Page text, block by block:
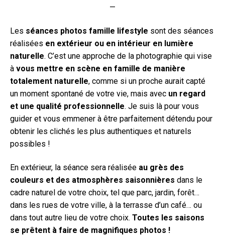
—
Les séances photos famille lifestyle sont des séances
réalisées en extérieur ou en intérieur en lumière
naturelle. C’est une approche de la photographie qui vise
à vous mettre en scène en famille de manière
totalement naturelle, comme si un proche aurait capté
un moment spontané de votre vie, mais avec un regard
et une qualité professionnelle. Je suis là pour vous
guider et vous emmener à être parfaitement détendu pour
obtenir les clichés les plus authentiques et naturels
possibles !
En extérieur, la séance sera réalisée au grès des
couleurs et des atmosphères saisonnières dans le
cadre naturel de votre choix, tel que parc, jardin, forêt…
dans les rues de votre ville, à la terrasse d’un café… ou
dans tout autre lieu de votre choix. Toutes les saisons
se prêtent à faire de magnifiques photos !